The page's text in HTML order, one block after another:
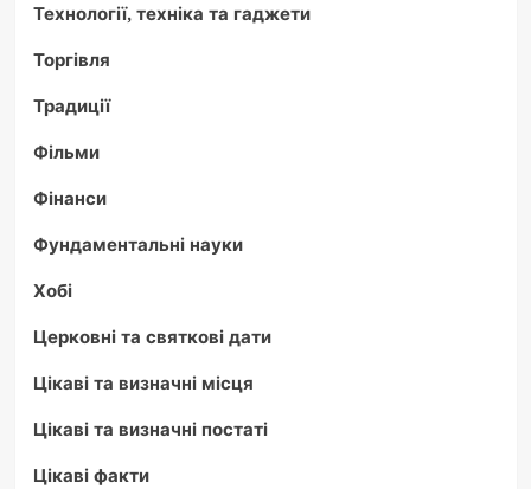
Технології, техніка та гаджети
Торгівля
Традиції
Фільми
Фінанси
Фундаментальні науки
Хобі
Церковні та святкові дати
Цікаві та визначні місця
Цікаві та визначні постаті
Цікаві факти